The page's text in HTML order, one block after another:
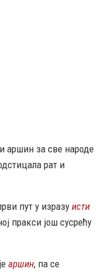
аршин за све народе
рат и
пут у изразу исти
пракси још сусрећу
аршин, па се